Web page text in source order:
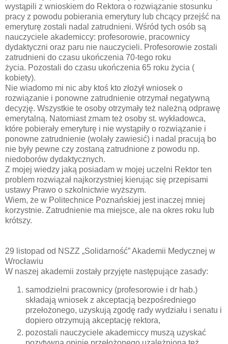
wystąpili z wnioskiem do Rektora o rozwiązanie stosunku
pracy z powodu pobierania emerytury lub chcący przejść na
emeryturę zostali nadal zatrudnieni. Wśród tych osób są
nauczyciele akademiccy: profesorowie, pracownicy
dydaktyczni oraz paru nie nauczycieli. Profesorowie zostali
zatrudnieni do czasu ukończenia 70-tego roku
życia. Pozostali do czasu ukończenia 65 roku życia (
kobiety).
Nie wiadomo mi nic aby ktoś kto złożył wniosek o
rozwiązanie i ponowne zatrudnienie otrzymał negatywną
decyzję. Wszystkie te osoby otrzymały też należną odprawę
emerytalną. Natomiast zmam też osoby st. wykładowca,
które pobierały emeryturę i nie wystąpiły o rozwiązanie i
ponowne zatrudnienie (wolały zawiesić) i nadal pracują bo
nie były pewne czy zostaną zatrudnione z powodu np.
niedoborów dydaktycznych.
Z mojej wiedzy jaką posiadam w mojej uczelni Rektor ten
problem rozwiązał najkorzystniej kierując się przepisami
ustawy Prawo o szkolnictwie wyższym.
Wiem, że w Politechnice Poznańskiej jest inaczej mniej
korzystnie. Zatrudnienie ma miejsce, ale na okres roku lub
krótszy.
29 listopad od NSZZ „Solidarność” Akademii Medycznej w
Wrocławiu
W naszej akademii zostały przyjęte następujące zasady:
samodzielni pracownicy (profesorowie i dr hab.)
składają wniosek z akceptacją bezpośredniego
przełożonego, uzyskują zgodę rady wydziału i senatu i
dopiero otrzymują akceptację rektora,
pozostali nauczyciele akademiccy muszą uzyskać